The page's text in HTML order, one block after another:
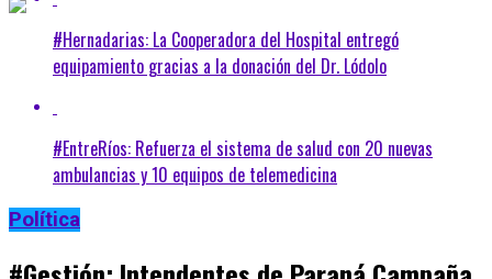
#Hernadarias: La Cooperadora del Hospital entregó
equipamiento gracias a la donación del Dr. Lódolo
#EntreRíos: Refuerza el sistema de salud con 20 nuevas
ambulancias y 10 equipos de telemedicina
Política